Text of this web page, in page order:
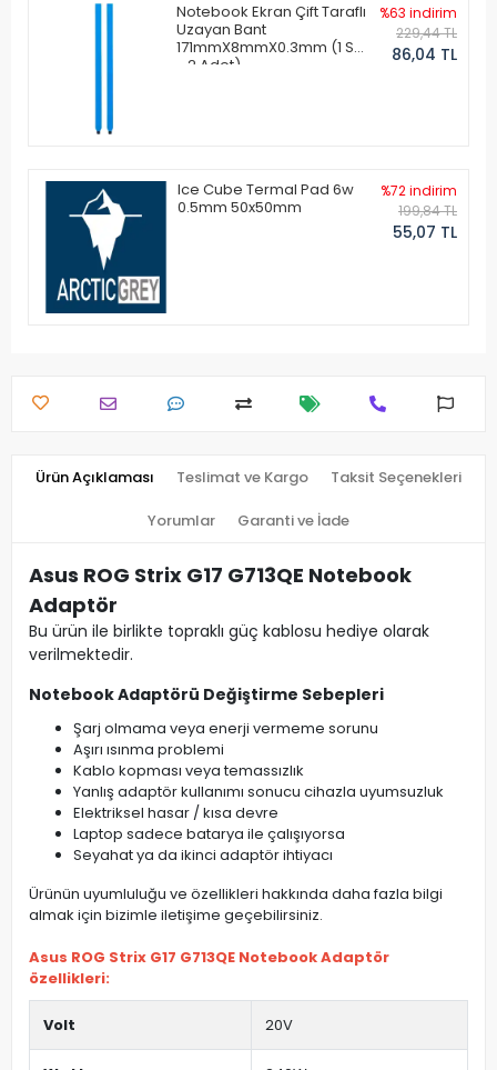
Notebook Ekran Çift Taraflı
Uzayan Bant
171mmX8mmX0.3mm (1 Set
- 2 Adet)
%63 indirim
229,44 TL
86,04 TL
Ice Cube Termal Pad 6w
0.5mm 50x50mm
%72 indirim
199,84 TL
55,07 TL
Ürün Açıklaması Teslimat ve Kargo Taksit Seçenekleri
Yorumlar Garanti ve İade
Asus ROG Strix G17 G713QE Notebook
Adaptör
Bu ürün ile birlikte topraklı güç kablosu hediye olarak
verilmektedir.
Notebook Adaptörü Değiştirme Sebepleri
Şarj olmama veya enerji vermeme sorunu
Aşırı ısınma problemi
Kablo kopması veya temassızlık
Yanlış adaptör kullanımı sonucu cihazla uyumsuzluk
Elektriksel hasar / kısa devre
Laptop sadece batarya ile çalışıyorsa
Seyahat ya da ikinci adaptör ihtiyacı
Ürünün uyumluluğu ve özellikleri hakkında daha fazla bilgi
almak için bizimle iletişime geçebilirsiniz.
Asus ROG Strix G17 G713QE Notebook Adaptör
özellikleri:
Volt 20V